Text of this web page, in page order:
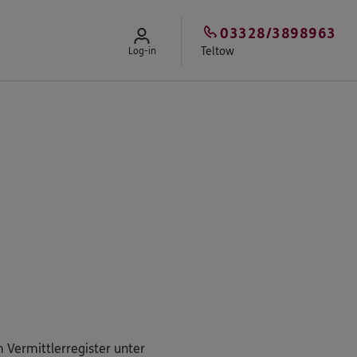
Log-in Teltow
03328/3898963
Vermittlerregister unter